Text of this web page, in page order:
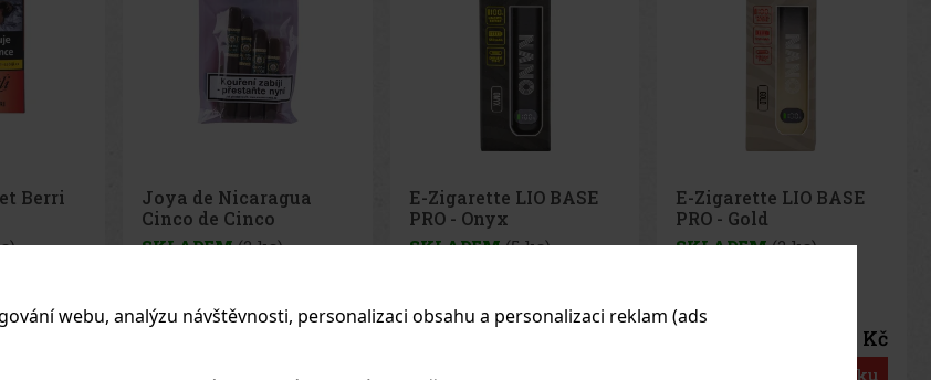
webu, analýzu návštěvnosti, personalizaci obsahu a personalizaci reklam (ads
košíku
E-Zigarette LIO BASE
PRO - Onyx
SKLADEM(5 ks)
Do košíku
E-Zigarette LIO BASE
PRO - Gold
SKLADEM(2 ks)
Do košíku
Alec Bradley Prensado
Robusto 1/24
SKLADEM(> 5 ks)
198 Kč
Do košíku